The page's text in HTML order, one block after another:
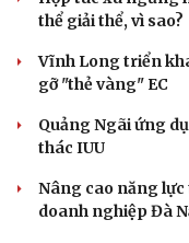
thể giải thể, vì sao?
Vĩnh Long triển
gỡ "thẻ vàng" EC
Quảng Ngãi ứng
thác IUU
Nâng cao năng
doanh nghiệp Đà